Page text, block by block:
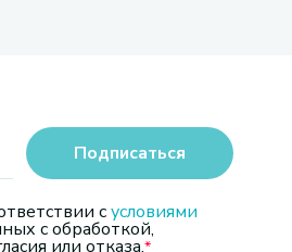
сусловиями
с обработкой,
или отказа.
Подписаться